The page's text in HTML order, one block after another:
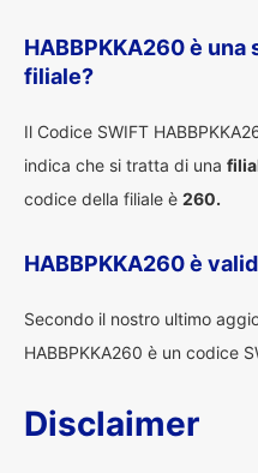
HABBPKKA260 è
filiale?
Il Codice SWIFT
indica che si tratta di una
codice della filiale è 260.
HABBPKKA260 è
Secondo il nostro ultimo
HABBPKKA260 è un codice
Disclaimer